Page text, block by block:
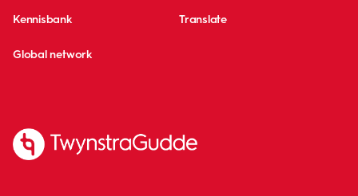
Kennisbank Translate
Global network